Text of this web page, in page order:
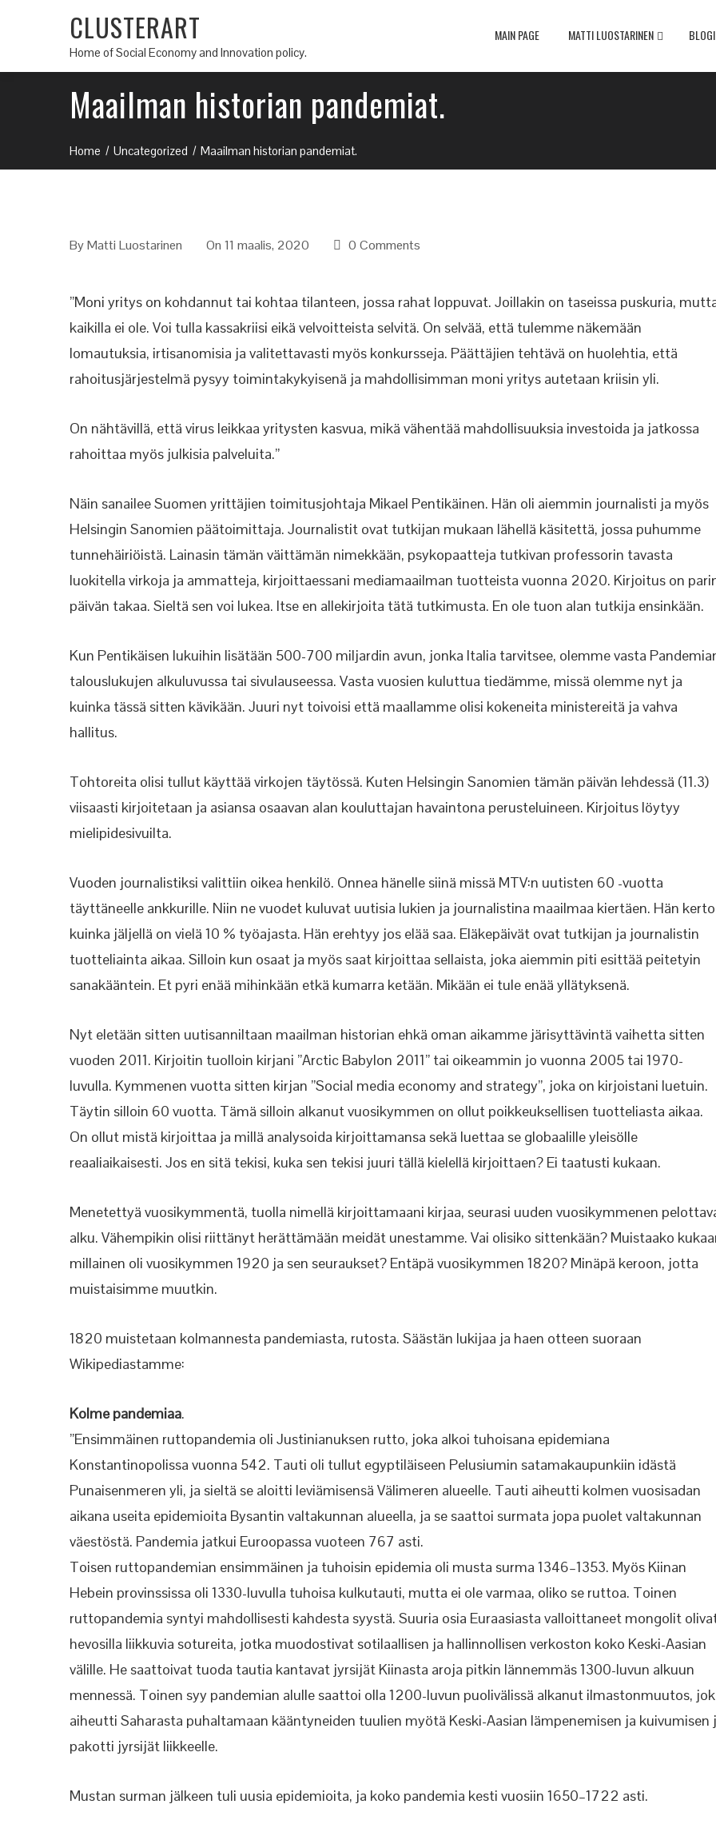
CLUSTERART
Home of Social Economy and Innovation policy.
MAIN PAGE MATTI LUOSTARINEN BLOGI
Maailman historian pandemiat.
Home Uncategorized Maailman historian pandemiat.
ByMatti Luostarinen On 11 maalis, 2020 0 Comments
”Moni yritys on kohdannut tai kohtaa tilanteen, jossa rahat loppuvat. Joillakin on taseissa puskuria,
kaikilla ei ole. Voi tulla kassakriisi eikä velvoitteista selvitä. On selvää, että tulemme näkemään
lomautuksia, irtisanomisia ja valitettavasti myös konkursseja. Päättäjien tehtävä on huolehtia, että
rahoitusjärjestelmä pysyy toimintakykyisenä ja mahdollisimman moni yritys autetaan kriisin yli.
On nähtävillä, että virus leikkaa yritysten kasvua, mikä vähentää mahdollisuuksia investoida ja jatkossa
rahoittaa myös julkisia palveluita.”
Näin sanailee Suomen yrittäjien toimitusjohtaja Mikael Pentikäinen. Hän oli aiemmin journalisti ja myös
Helsingin Sanomien päätoimittaja. Journalistit ovat tutkijan mukaan lähellä käsitettä, jossa puhumme
tunnehäiriöistä. Lainasin tämän väittämän nimekkään, psykopaatteja tutkivan professorin tavasta
luokitella virkoja ja ammatteja, kirjoittaessani mediamaailman tuotteista vuonna 2020. Kirjoitus on
päivän takaa. Sieltä sen voi lukea. Itse en allekirjoita tätä tutkimusta. En ole tuon alan tutkija ensinkään.
Kun Pentikäisen lukuihin lisätään 500-700 miljardin avun, jonka Italia tarvitsee, olemme vasta
talouslukujen alkuluvussa tai sivulauseessa. Vasta vuosien kuluttua tiedämme, missä olemme nyt ja
kuinka tässä sitten kävikään. Juuri nyt toivoisi että maallamme olisi kokeneita ministereitä ja vahva
hallitus.
Tohtoreita olisi tullut käyttää virkojen täytössä. Kuten Helsingin Sanomien tämän päivän lehdessä (11.3)
viisaasti kirjoitetaan ja asiansa osaavan alan kouluttajan havaintona perusteluineen. Kirjoitus löytyy
mielipidesivuilta.
Vuoden journalistiksi valittiin oikea henkilö. Onnea hänelle siinä missä MTV:n uutisten 60 -vuotta
täyttäneelle ankkurille. Niin ne vuodet kuluvat uutisia lukien ja journalistina maailmaa kiertäen. Hän
kuinka jäljellä on vielä 10 % työajasta. Hän erehtyy jos elää saa. Eläkepäivät ovat tutkijan ja journalistin
tuotteliainta aikaa. Silloin kun osaat ja myös saat kirjoittaa sellaista, joka aiemmin piti esittää peitetyin
sanakääntein. Et pyri enää mihinkään etkä kumarra ketään. Mikään ei tule enää yllätyksenä.
Nyt eletään sitten uutisanniltaan maailman historian ehkä oman aikamme järisyttävintä vaihetta sitten
vuoden 2011. Kirjoitin tuolloin kirjani ”Arctic Babylon 2011” tai oikeammin jo vuonna 2005 tai 1970-
luvulla. Kymmenen vuotta sitten kirjan ”Social media economy and strategy”, joka on kirjoistani luetuin.
Täytin silloin 60 vuotta. Tämä silloin alkanut vuosikymmen on ollut poikkeuksellisen tuotteliasta aikaa.
On ollut mistä kirjoittaa ja millä analysoida kirjoittamansa sekä luettaa se globaalille yleisölle
reaaliaikaisesti. Jos en sitä tekisi, kuka sen tekisi juuri tällä kielellä kirjoittaen? Ei taatusti kukaan.
Menetettyä vuosikymmentä, tuolla nimellä kirjoittamaani kirjaa, seurasi uuden vuosikymmenen
alku. Vähempikin olisi riittänyt herättämään meidät unestamme. Vai olisiko sittenkään? Muistaako
millainen oli vuosikymmen 1920 ja sen seuraukset? Entäpä vuosikymmen 1820? Minäpä keroon, jotta
muistaisimme muutkin.
1820 muistetaan kolmannesta pandemiasta, rutosta. Säästän lukijaa ja haen otteen suoraan
Wikipediastamme:
Kolme pandemiaa.
”Ensimmäinen ruttopandemia oli Justinianuksen rutto, joka alkoi tuhoisana epidemiana
Konstantinopolissa vuonna 542. Tauti oli tullut egyptiläiseen Pelusiumin satamakaupunkiin idästä
Punaisenmeren yli, ja sieltä se aloitti leviämisensä Välimeren alueelle. Tauti aiheutti kolmen vuosisadan
aikana useita epidemioita Bysantin valtakunnan alueella, ja se saattoi surmata jopa puolet valtakunnan
väestöstä. Pandemia jatkui Euroopassa vuoteen 767 asti.
Toisen ruttopandemian ensimmäinen ja tuhoisin epidemia oli musta surma 1346–1353. Myös Kiinan
Hebein provinssissa oli 1330-luvulla tuhoisa kulkutauti, mutta ei ole varmaa, oliko se ruttoa. Toinen
ruttopandemia syntyi mahdollisesti kahdesta syystä. Suuria osia Euraasiasta valloittaneet mongolit
hevosilla liikkuvia sotureita, jotka muodostivat sotilaallisen ja hallinnollisen verkoston koko Keski-Aasian
välille. He saattoivat tuoda tautia kantavat jyrsijät Kiinasta aroja pitkin lännemmäs 1300-luvun alkuun
mennessä. Toinen syy pandemian alulle saattoi olla 1200-luvun puolivälissä alkanut ilmastonmuutos,
aiheutti Saharasta puhaltamaan kääntyneiden tuulien myötä Keski-Aasian lämpenemisen ja kuivumisen
pakotti jyrsijät liikkeelle.
Mustan surman jälkeen tuli uusia epidemioita, ja koko pandemia kesti vuosiin 1650–1722 asti.